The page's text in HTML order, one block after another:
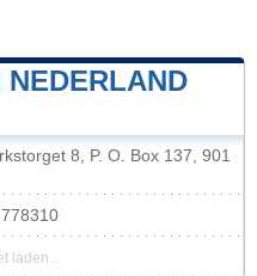
NEDERLAND
8, P. O. Box 137, 901
laden...